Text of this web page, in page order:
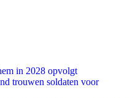
in 2028 opvolgt
trouwen soldaten voor